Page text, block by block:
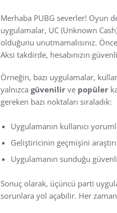
Merhaba PUBG severler! Oyun
uygulamalar, UC (Unknown
olduğunu unutmamalısınız.
Aksi takdirde, hesabınızın
Örneğin, bazı uygulamalar,
yalnızca güvenilir ve popüler
gereken bazı noktaları sıraladık:
Uygulamanın kullanıcı
Geliştiricinin geçmişini
Uygulamanın sunduğu
Sonuç olarak, üçüncü parti
sorunlara yol açabilir. Her zaman